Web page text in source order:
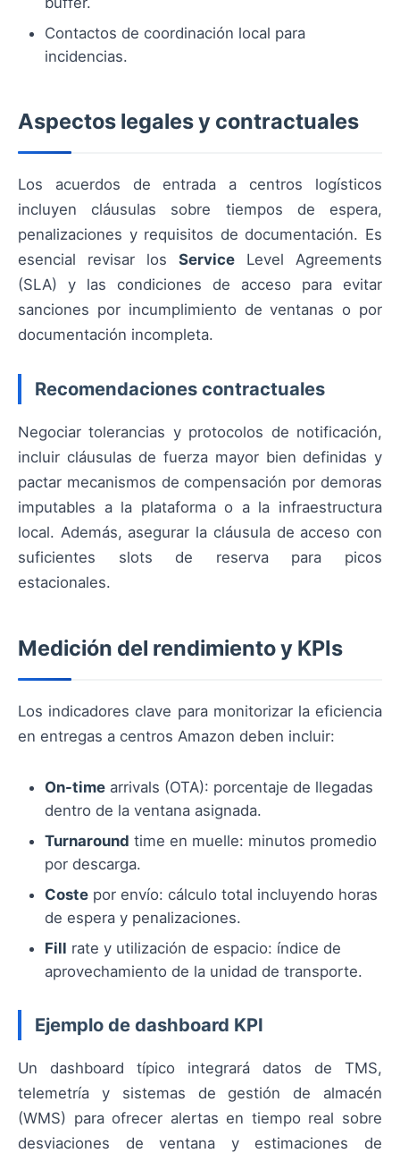
Contactos de coordinación local para
incidencias.
Aspectos legales y contractuales
Los acuerdos de entrada a centros logísticos
incluyen cláusulas sobre tiempos de espera,
penalizaciones y requisitos de documentación. Es
esencial revisar los Service Level Agreements
(SLA) y las condiciones de acceso para evitar
sanciones por incumplimiento de ventanas o por
documentación incompleta.
Recomendaciones contractuales
Negociar tolerancias y protocolos de notificación,
incluir cláusulas de fuerza mayor bien definidas y
pactar mecanismos de compensación por demoras
imputables a la plataforma o a la infraestructura
local. Además, asegurar la cláusula de acceso con
suficientes slots de reserva para picos
estacionales.
Medición del rendimiento y KPIs
Los indicadores clave para monitorizar la eficiencia
en entregas a centros Amazon deben incluir:
On-time arrivals (OTA): porcentaje de llegadas
dentro de la ventana asignada.
Turnaround time en muelle: minutos promedio
por descarga.
Coste por envío: cálculo total incluyendo horas
de espera y penalizaciones.
Fill rate y utilización de espacio: índice de
aprovechamiento de la unidad de transporte.
Ejemplo de dashboard KPI
Un dashboard típico integrará datos de TMS,
telemetría y sistemas de gestión de almacén
(WMS) para ofrecer alertas en tiempo real sobre
desviaciones de ventana y estimaciones de